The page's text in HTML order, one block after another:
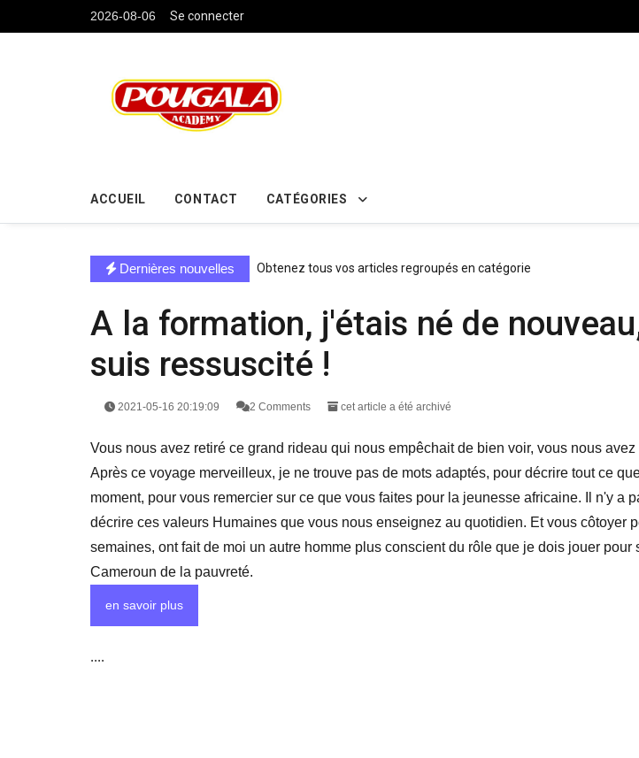
2026-08-06 Se connecter
ACCUEIL CONTACT CATÉGORIES
Dernières nouvelles Obtenez tous vos articles regroupés en catégorie
A la formation, j'étais né de
suis ressuscité !
2021-05-16 20:19:09 2 Comments cet article a été archivé
Vous nous avez retiré ce grand rideau qui nous empêchait de bien voir, vous nous
Après ce voyage merveilleux, je ne trouve pas de mots adaptés, pour décrire tout ce
moment, pour vous remercier sur ce que vous faites pour la jeunesse africaine. Il n'y a
décrire ces valeurs Humaines que vous nous enseignez au quotidien. Et vous côtoyer
semaines, ont fait de moi un autre homme plus conscient du rôle que je dois jouer pour
Cameroun de la pauvreté.
en savoir plus
....